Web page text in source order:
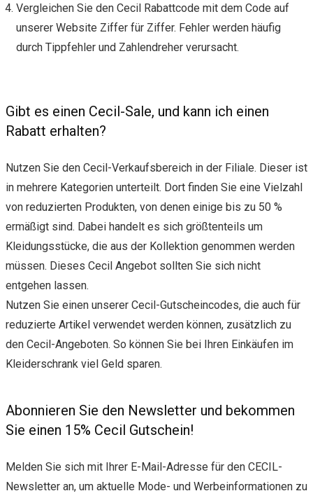
Vergleichen Sie den Cecil Rabattcode mit dem Code auf
unserer Website Ziffer für Ziffer. Fehler werden häufig
durch Tippfehler und Zahlendreher verursacht.
Gibt es einen Cecil-Sale, und kann ich einen
Rabatt erhalten?
Nutzen Sie den Cecil-Verkaufsbereich in der Filiale. Dieser ist
in mehrere Kategorien unterteilt. Dort finden Sie eine Vielzahl
von reduzierten Produkten, von denen einige bis zu 50 %
ermäßigt sind. Dabei handelt es sich größtenteils um
Kleidungsstücke, die aus der Kollektion genommen werden
müssen. Dieses Cecil Angebot sollten Sie sich nicht
entgehen lassen.
Nutzen Sie einen unserer Cecil-Gutscheincodes, die auch für
reduzierte Artikel verwendet werden können, zusätzlich zu
den Cecil-Angeboten. So können Sie bei Ihren Einkäufen im
Kleiderschrank viel Geld sparen.
Abonnieren Sie den Newsletter und bekommen
Sie einen 15% Cecil Gutschein!
Melden Sie sich mit Ihrer E-Mail-Adresse für den CECIL-
Newsletter an, um aktuelle Mode- und Werbeinformationen zu